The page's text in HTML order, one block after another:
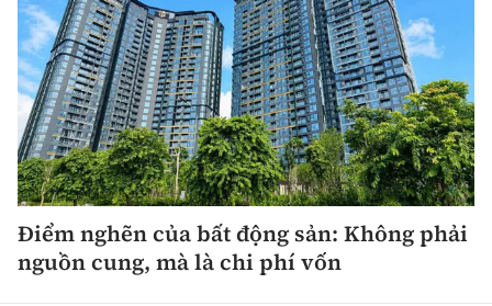
Điểm nghẽn của bất động sản: Không phải
nguồn cung, mà là chi phí vốn